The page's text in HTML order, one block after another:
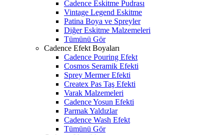
Cadence Eskitme Pudrası
Vintage Legend Eskitme
Patina Boya ve Spreyler
Diğer Eskitme Malzemeleri
Tümünü Gör
Cadence Efekt Boyaları
Cadence Pouring Efekt
Cosmos Seramik Efekti
Sprey Mermer Efekti
Createx Pas Taş Efekti
Varak Malzemeleri
Cadence Yosun Efekti
Parmak Yaldızlar
Cadence Wash Efekt
Tümünü Gör